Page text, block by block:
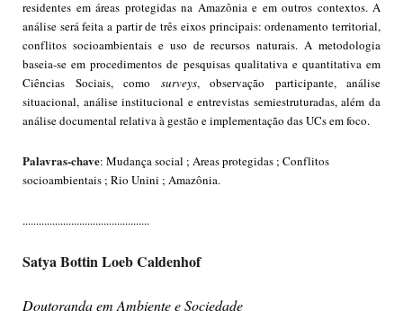
residentes em áreas protegidas na Amazônia e em outros contextos. A
análise será feita a partir de três eixos principais: ordenamento territorial,
conflitos socioambientais e uso de recursos naturais. A metodologia
baseia-se em procedimentos de pesquisas qualitativa e quantitativa em
Ciências Sociais, como surveys, observação participante, análise
situacional, análise institucional e entrevistas semiestruturadas, além da
análise documental relativa à gestão e implementação das UCs em foco.
Palavras-chave: Mudança social ; Areas protegidas ; Conflitos
socioambientais ; Rio Unini ; Amazônia.
...............................................
Satya Bottin Loeb Caldenhof
Doutoranda em Ambiente e Sociedade